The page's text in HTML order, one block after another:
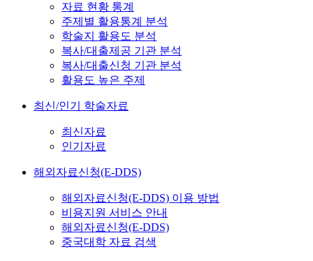
자료 현황 통계
주제별 활용통계 분석
학술지 활용도 분석
복사/대출제공 기관 분석
복사/대출신청 기관 분석
활용도 높은 주제
최신/인기 학술자료
최신자료
인기자료
해외자료신청(E-DDS)
해외자료신청(E-DDS) 이용 방법
비용지원 서비스 안내
해외자료신청(E-DDS)
중국대학 자료 검색